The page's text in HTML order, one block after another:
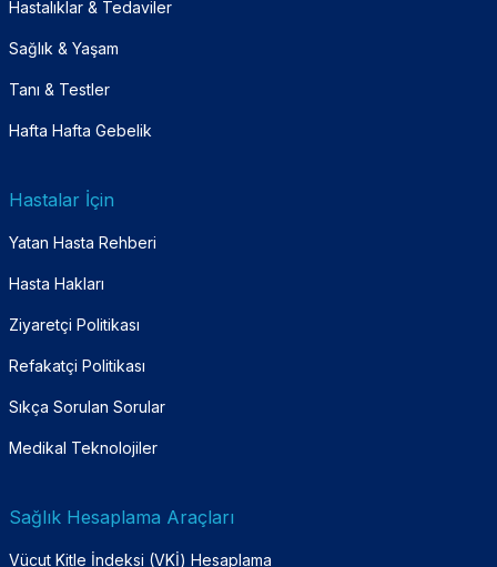
Hastalıklar & Tedaviler
Sağlık & Yaşam
Tanı & Testler
Hafta Hafta Gebelik
Hastalar İçin
Yatan Hasta Rehberi
Hasta Hakları
Ziyaretçi Politikası
Refakatçi Politikası
Sıkça Sorulan Sorular
Medikal Teknolojiler
Sağlık Hesaplama Araçları
Vücut Kitle İndeksi (VKİ) Hesaplama